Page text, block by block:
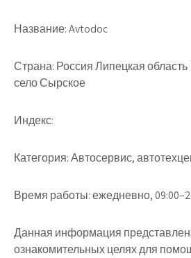
Название:Avtodoc
Страна: Россия Липецкая область
село Сырское
Индекс:
Категория:Автосервис,
Время работы:ежедневно,
Данная информация
ознакомительных целях для